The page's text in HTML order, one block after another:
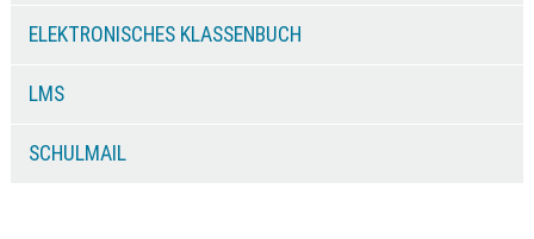
ELEKTRONISCHES KLASSENBUCH
LMS
SCHULMAIL